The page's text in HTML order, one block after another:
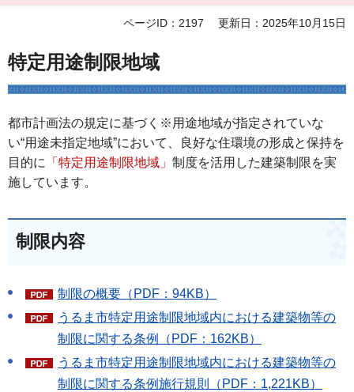
ページID：2197 更新日：2025年10月15日
特定用途制限地域
都市計画法の規定に基づく※用途地域が指定されていな
い“用途未指定地域”において、良好な住環境の形成と保持を
目的に
「特定用途制限地域」 制度を活用した建築制限を実
施しています。
制限内容
制限の概要（PDF：94KB）
うるま市特定用途制限地域内における建築物等の
制限に関する条例（PDF：162KB）
うるま市特定用途制限地域内における建築物等の
制限に関する条例施行規則（PDF：1,221KB）